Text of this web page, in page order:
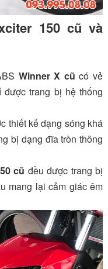
150 cũ và
Winner X cũ có vẻ
được trang bị hệ thống
thiết kế dạng sóng khá
bị dạng đĩa tròn thông
cũ đều được trang bị
mang lại cảm giác êm